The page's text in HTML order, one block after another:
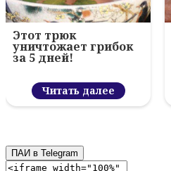
Этот трюк
уничтожает грибок
за 5 дней!
Читать далее
ПАИ в Telegram